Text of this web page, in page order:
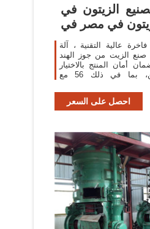
الزيتون في
عالية التقنية ، آلة
صنع الزيت من جوز الهند
أمان المنتج بالاختيار
من المورِّدين المعتمدين، بما في ذلك 56 مع
احصل على السعر